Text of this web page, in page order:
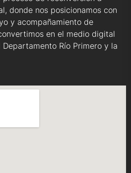
donde nos posicionamos con
y acompañamiento de
en el medio digital
Río Primero y la